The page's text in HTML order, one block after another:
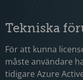
Tekniska
För att kunna
måste användare
tidigare Azure